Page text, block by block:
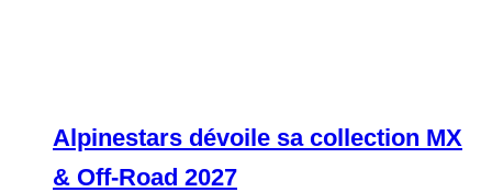
Alpinestars dévoile sa collection MX
& Off-Road 2027